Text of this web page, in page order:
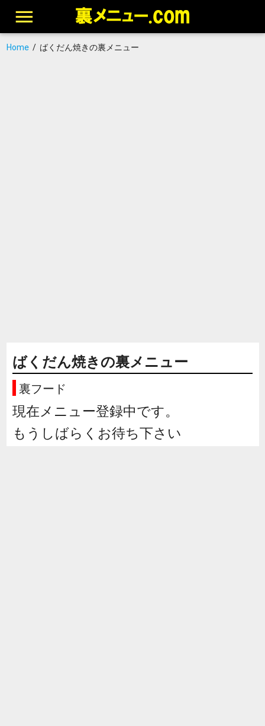
Home/ ばくだん焼きの裏メニュー
ばくだん焼きの裏メニュー
裏フード
現在メニュー登録中です。
もうしばらくお待ち下さい